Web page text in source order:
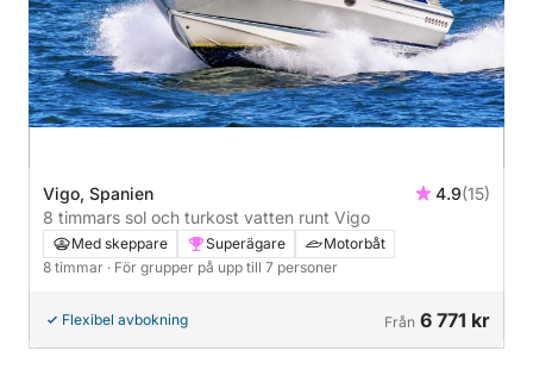
Vigo, Spanien 4.9(15)
8 timmars sol och turkost vatten runt Vigo
Med skeppare Superägare
Motorbåt
8 timmar · För grupper på upp till 7 personer
Flexibel avbokning Från 6 771 kr